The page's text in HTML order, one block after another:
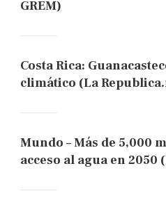
GREM)
Costa Rica:
climático (La
Mundo – Más de 5,000
acceso al agua en 2050